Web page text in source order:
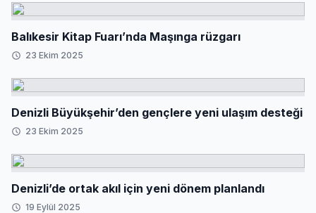
Balıkesir Kitap Fuarı’nda Maşınga rüzgarı
23 Ekim 2025
Denizli Büyükşehir’den gençlere yeni ulaşım desteği
23 Ekim 2025
Denizli’de ortak akıl için yeni dönem planlandı
19 Eylül 2025